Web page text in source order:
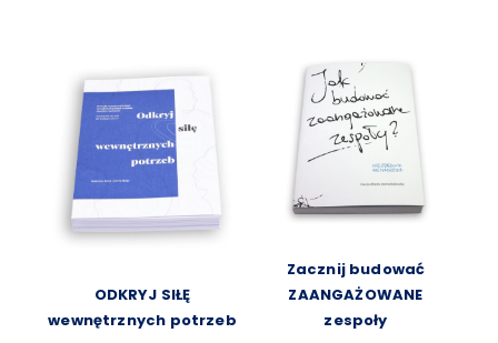
ODKRYJ SIŁĘ
wewnętrznych potrzeb
Zacznij budować
ZAANGAŻOWANE
zespoły